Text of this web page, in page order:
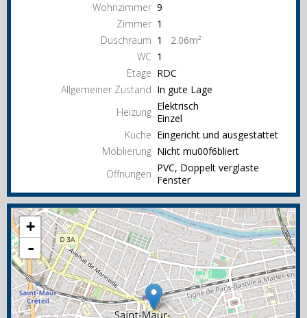
Wohnzimmer 9
Zimmer 1
Duschraum 1 2.06m²
WC 1
Etage RDC
Allgemeiner Zustand In gute Lage
Heizung Elektrisch
Einzel
Küche Eingericht und ausgestattet
Möblierung Nicht mu00f6bliert
Öffnungen PVC, Doppelt verglaste
Fenster
+
-